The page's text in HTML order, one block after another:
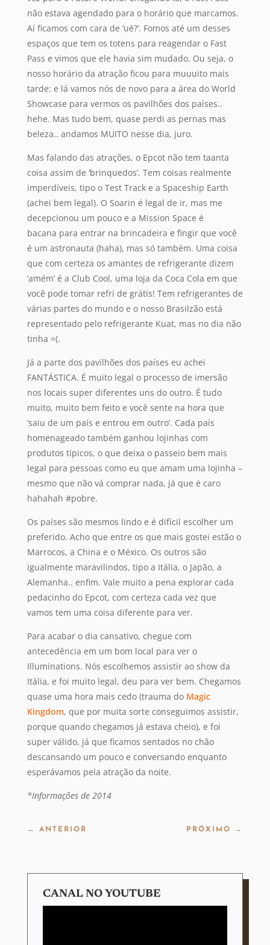
não estava agendado para o horário que marcamos.
Aí ficamos com cara de ‘ué?’. Fomos até um desses
espaços que tem os totens para reagendar o Fast
Pass e vimos que ele havia sim mudado. Ou seja, o
nosso horário da atração ficou para muuuito mais
tarde: e lá vamos nós de novo para a área do World
Showcase para vermos os pavilhões dos países..
hehe. Mas tudo bem, quase perdi as pernas mas
beleza.. andamos MUITO nesse dia, juro.
Mas falando das atrações, o Epcot não tem taanta
coisa assim de ‘brinquedos’. Tem coisas realmente
imperdíveis, tipo o Test Track e a Spaceship Earth
(achei bem legal). O Soarin é legal de ir, mas me
decepcionou um pouco e a Mission Space é
bacana para entrar na brincadeira e fingir que você
é um astronauta (haha), mas só também. Uma coisa
que com certeza os amantes de refrigerante dizem
‘amém’ é a Club Cool, uma loja da Coca Cola em que
você pode tomar refri de grátis! Tem refrigerantes de
várias partes do mundo e o nosso Brasilzão está
representado pelo refrigerante Kuat, mas no dia não
tinha =(.
Já a parte dos pavilhões dos países eu achei
FANTÁSTICA. É muito legal o processo de imersão
nos locais super diferentes uns do outro. É tudo
muito, muito bem feito e você sente na hora que
‘saiu de um país e entrou em outro’. Cada país
homenageado também ganhou lojinhas com
produtos típicos, o que deixa o passeio bem mais
legal para pessoas como eu que amam uma lojinha –
mesmo que não vá comprar nada, já que é caro
hahahah #pobre.
Os países são mesmos lindo e é difícil escolher um
preferido. Acho que entre os que mais gostei estão o
Marrocos, a China e o México. Os outros são
igualmente maravilindos, tipo a Itália, o Japão, a
Alemanha.. enfim. Vale muito a pena explorar cada
pedacinho do Epcot, com certeza cada vez que
vamos tem uma coisa diferente para ver.
Para acabar o dia cansativo, chegue com
antecedência em um bom local para ver o
Illuminations. Nós escolhemos assistir ao show da
Itália, e foi muito legal, deu para ver bem. Chegamos
quase uma hora mais cedo (trauma do Magic
Kingdom, que por muita sorte conseguimos assistir,
porque quando chegamos já estava cheio), e foi
super válido, já que ficamos sentados no chão
descansando um pouco e conversando enquanto
esperávamos pela atração da noite.
*Informações de 2014
← ANTERIOR PRÓXIMO →
CANAL NO YOUTUBE